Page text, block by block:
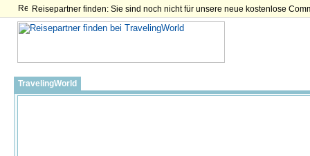
Reisepartner finden: Sie sind noch nicht für unsere neue kostenlose
TravelingWorld